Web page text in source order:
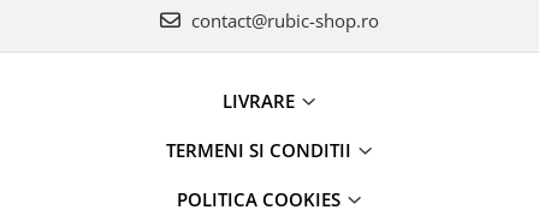
contact@rubic-shop.ro
LIVRARE
TERMENI SI CONDITII
POLITICA COOKIES